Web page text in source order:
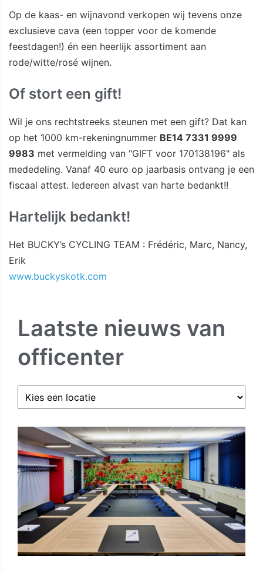
Op de kaas- en wijnavond verkopen wij tevens onze
exclusieve cava (een topper voor de komende
feestdagen!) én een heerlijk assortiment aan
rode/witte/rosé wijnen.
Of stort een gift!
Wil je ons rechtstreeks steunen met een gift? Dat kan
op het 1000 km-rekeningnummer BE14 7331 9999
9983 met vermelding van "GIFT voor 170138196" als
mededeling. Vanaf 40 euro op jaarbasis ontvang je een
fiscaal attest. Iedereen alvast van harte bedankt!!
Hartelijk bedankt!
Het BUCKY’s CYCLING TEAM : Frédéric, Marc, Nancy,
Erik
www.buckyskotk.com
Laatste nieuws van
officenter